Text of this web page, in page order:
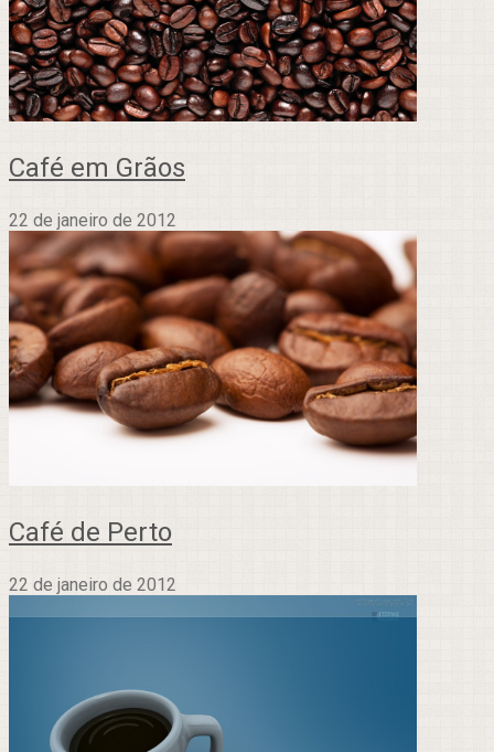
Café em Grãos
22 de janeiro de 2012
Café de Perto
22 de janeiro de 2012